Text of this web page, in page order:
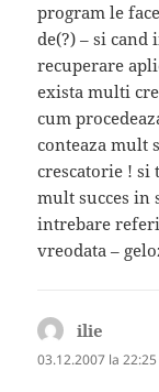
program le
de(?) – si cand
recuperare
exista multi
cum
conteaza mult
crescatorie ! si
mult succes in
intrebare
vreodata –
ilie
03.12.2007 la 22:25